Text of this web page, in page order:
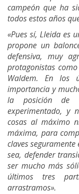
campeón que ha
todos estos años
«Pues sí, Lleida es
propone un
defensiva, muy
protagonistas
Waldem. En los
importancia y
la posición de
experimentado, y
cosas al máximo
máxima, para
claves
sea, defender
ser mucho más
últimos tres
arrastramos».